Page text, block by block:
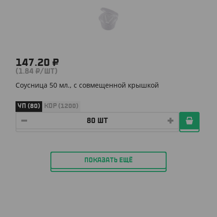
147.20 ₽
(1.84 ₽/ШТ)
Соусница 50 мл., с совмещенной крышкой
УП (80) КОР (1200)
ПОКАЗАТЬ ЕЩЁ